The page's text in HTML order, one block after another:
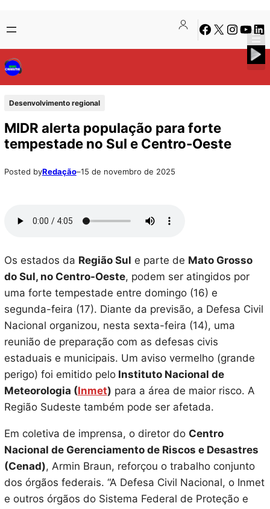
para
o
conteúdo
to
content
Facebook
X Instagram
Desenvolvimento regional
MIDR alerta população para forte
tempestade no Sul e Centro-Oeste
Posted byRedação–15 de novembro de 2025
Os estados da Região Sul e parte de Mato Grosso
do Sul, no Centro-Oeste, podem ser atingidos por
uma forte tempestade entre domingo (16) e
segunda-feira (17). Diante da previsão, a Defesa Civil
Nacional organizou, nesta sexta-feira (14), uma
reunião de preparação com as defesas civis
estaduais e municipais. Um aviso vermelho (grande
perigo) foi emitido peloInstituto Nacional de
Meteorologia (Inmet) para a área de maior risco. A
Região Sudeste também pode ser afetada.
Em coletiva de imprensa, o diretor do Centro
Nacional de Gerenciamento de Riscos e Desastres
(Cenad), Armin Braun, reforçou o trabalho conjunto
dos órgãos federais. “A Defesa Civil Nacional, o Inmet
e outros órgãos do Sistema Federal de Proteção e